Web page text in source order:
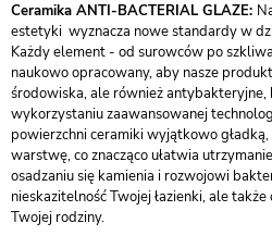
Ceramika ANTI-BACTERIAL GLAZE:
estetyki wyznacza nowe standardy w
Każdy element - od surowców po
naukowo opracowany, aby nasze
środowiska, ale również antybakteryjne,
wykorzystaniu zaawansowanej
powierzchni ceramiki wyjątkowo
warstwę, co znacząco ułatwia
osadzaniu się kamienia i rozwojowi
nieskazitelność Twojej łazienki, ale
Twojej rodziny.